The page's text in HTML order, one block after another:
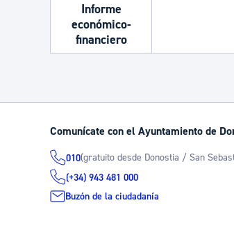
Informe
económico-
financiero
Comunícate con el Ayuntamiento de
010(gratuito desde Donostia / San
(+34) 943 481 000
Buzón de la ciudadanía